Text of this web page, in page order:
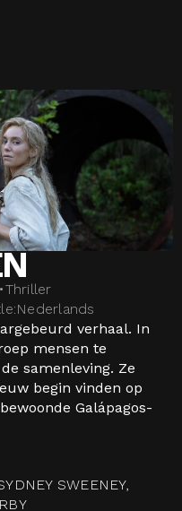
•Thriller
Nederlands
verhaal. In
mensen te
samenleving. Ze
begin vinden op
Galápagos-
SWEENEY,